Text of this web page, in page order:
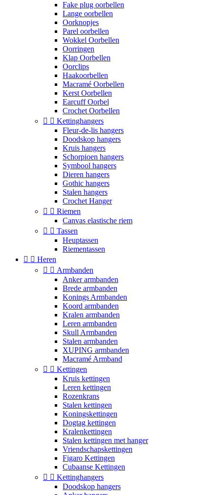
Fake plug oorbellen
Lange oorbellen
Oorknopjes
Parel oorbellen
Wokkel Oorbellen
Oorringen
Klap Oorbellen
Oorclips
Haakoorbellen
Macramé Oorbellen
Kerst Oorbellen
Earcuff Oorbel
Crochet Oorbellen
  Kettinghangers
Fleur-de-lis hangers
Doodskop hangers
Kruis hangers
Schorpioen hangers
Symbool hangers
Dieren hangers
Gothic hangers
Stalen hangers
Crochet Hanger
  Riemen
Canvas elastische riem
  Tassen
Heuptassen
Riementassen
  Heren
  Armbanden
Anker armbanden
Brede armbanden
Konings Armbanden
Koord armbanden
Kralen armbanden
Leren armbanden
Skull Armbanden
Stalen armbanden
XUPING armbanden
Macramé Armband
  Kettingen
Kruis kettingen
Leren kettingen
Rozenkrans
Stalen kettingen
Koningskettingen
Dogtag kettingen
Kralenkettingen
Stalen kettingen met hanger
Vriendschapskettingen
Figaro Kettingen
Cubaanse Kettingen
  Kettinghangers
Doodskop hangers